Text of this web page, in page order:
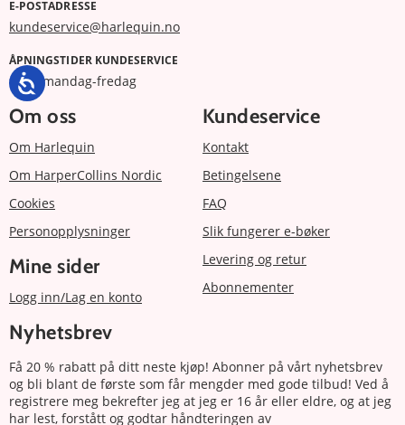
E-POSTADRESSE
kundeservice@harlequin.no
ÅPNINGSTIDER KUNDESERVICE
9 -17 mandag-fredag
Om oss
Om Harlequin
Om HarperCollins Nordic
Cookies
Personopplysninger
Mine sider
Logg inn/Lag en konto
Kundeservice
Kontakt
Betingelsene
FAQ
Slik fungerer e-bøker
Levering og retur
Abonnementer
Nyhetsbrev
Få 20 % rabatt på ditt neste kjøp! Abonner på vårt nyhetsbrev
og bli blant de første som får mengder med gode tilbud! Ved å
registrere meg bekrefter jeg at jeg er 16 år eller eldre, og at jeg
har lest, forstått og godtar håndteringen av